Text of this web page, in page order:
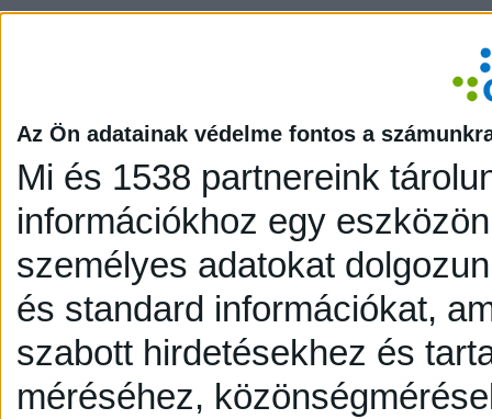
Az Ön adatainak védelme fontos a
Mi és 1538 partnereink
információkhoz egy
személyes adatokat
és standard információkat,
szabott hirdetésekhez és
méréséhez,